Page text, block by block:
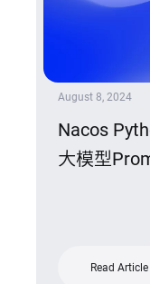
August 8, 2024
Nacos
大模型
Read Article